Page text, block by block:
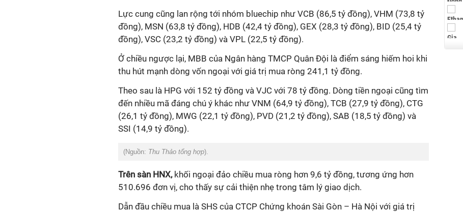
Lực cung cũng lan rộng tới nhóm bluechip như VCB (86,5 tỷ đồng), VHM (73,8 tỷ
đồng), MSN (63,8 tỷ đồng), HDB (42,4 tỷ đồng), GEX (28,3 tỷ đồng), BID (25,4 tỷ
đồng), VSC (23,2 tỷ đồng) và VPL (22,5 tỷ đồng).
Ở chiều ngược lại, MBB của Ngân hàng TMCP Quân Đội là điểm sáng hiếm hoi khi
thu hút mạnh dòng vốn ngoại với giá trị mua ròng 241,1 tỷ đồng.
Theo sau là HPG với 152 tỷ đồng và VJC với 78 tỷ đồng. Dòng tiền ngoại cũng tìm
đến nhiều mã đáng chú ý khác như VNM (64,9 tỷ đồng), TCB (27,9 tỷ đồng), CTG
(26,1 tỷ đồng), MWG (22,1 tỷ đồng), PVD (21,2 tỷ đồng), SAB (18,5 tỷ đồng) và
SSI (14,9 tỷ đồng).
(Nguồn: Thu Thảo tổng hợp).
Trên sàn HNX,khối ngoại đảo chiều mua ròng hơn 9,6 tỷ đồng, tương ứng hơn
510.696 đơn vị, cho thấy sự cải thiện nhẹ trong tâm lý giao dịch.
Dẫn đầu chiều mua là SHS của CTCP Chứng khoán Sài Gòn – Hà Nội với giá trị